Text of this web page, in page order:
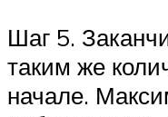
Шаг 5.
таким же
начале.